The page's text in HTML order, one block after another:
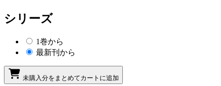
シリーズ
1巻から
最新刊から
未購入分をまとめてカートに追加